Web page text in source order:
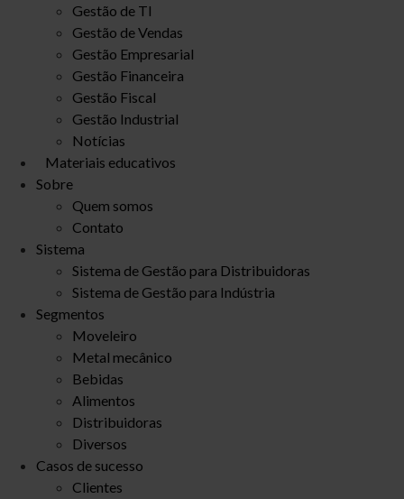
Gestão de TI
Gestão de Vendas
Gestão Empresarial
Gestão Financeira
Gestão Fiscal
Gestão Industrial
Notícias
Materiais educativos
Sobre
Quem somos
Contato
Sistema
Sistema de Gestão para Distribuidoras
Sistema de Gestão para Indústria
Segmentos
Moveleiro
Metal mecânico
Bebidas
Alimentos
Distribuidoras
Diversos
Casos de sucesso
Clientes